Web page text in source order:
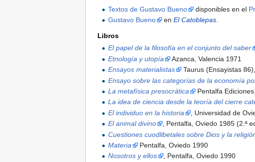
Textos de Gustavo Bueno
disponibles en el
Gustavo Bueno
enEl Catoblepas
Libros
El papel de la filosofía en el conjunto del saber
Etnología y utopía
Azanca, Valencia 1971
Ensayos materialistas
Taurus (Ensayistas
Ensayo sobre las categorías de la economía
La metafísica presocrática
Pentalfa
La idea de ciencia desde la teoría del cierre
El individuo en la historia
, Universidad de
El animal divino
, Pentalfa, Oviedo 1985 (2.ª
Cuestiones cuodlibetales sobre Dios y la
Materia
Pentalfa, Oviedo 1990
Nosotros y ellos
, Pentalfa, Oviedo 1990